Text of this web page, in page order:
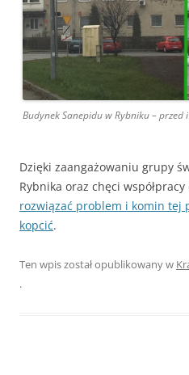
Budynek Sanepidu w Rybniku – przed
Dzięki zaangażowaniu grupy
Rybnika oraz chęci
rozwiązać problem i komin tej
kopcić.
Ten wpis został opublikowany w
.